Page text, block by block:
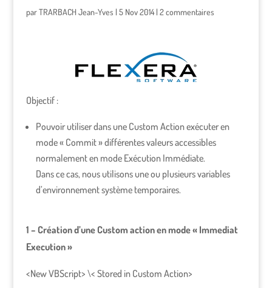
parTRARBACH Jean-Yves | 5 Nov 2014| 2 commentaires
Objectif :
Pouvoir utiliser dans une Custom Action exécuter en
mode « Commit » différentes valeurs accessibles
normalement en mode Exécution Immédiate.
Dans ce cas, nous utilisons une ou plusieurs variables
d’environnement système temporaires.
1 – Création d’une Custom action en mode « Immediat
Execution »
<New VBScript> \< Stored in Custom Action>